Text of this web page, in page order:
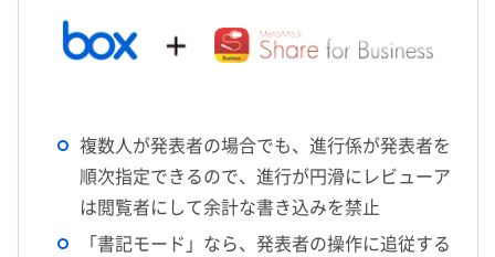
複数人が発表者の場合でも、進行係が発表者を
順次指定できるので、進行が円滑にレビューア
は閲覧者にして余計な書き込みを禁止
「書記モード」なら、発表者の操作に追従する